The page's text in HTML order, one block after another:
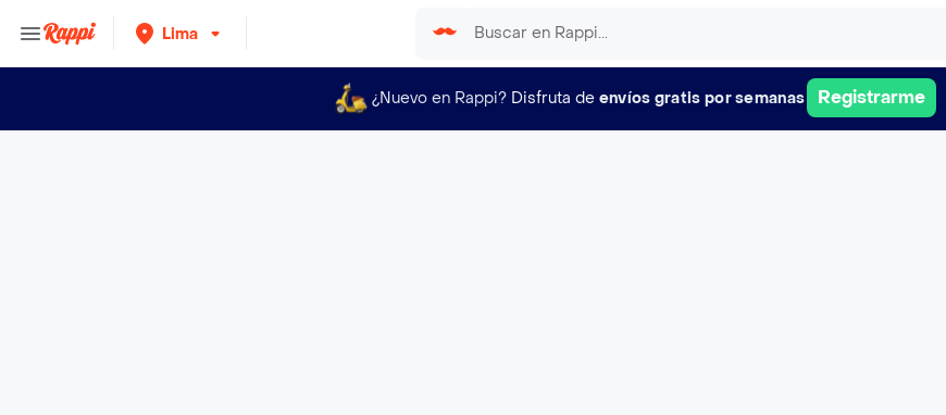
Lima
¿Nuevo en Rappi? Disfruta de envíos gratis por semanas Registrarme